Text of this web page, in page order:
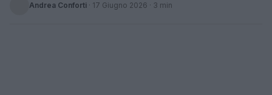
Andrea Conforti · 17 Giugno 2026 · 3 min